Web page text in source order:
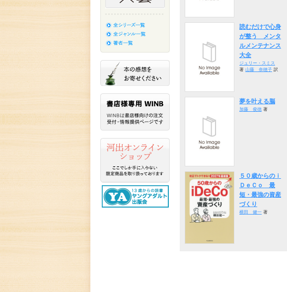
読むだけで心身
が整う メンタ
ルメンテナンス
大全
ジュリー・スミス
著 山藤 奈穂子 訳
夢を叶える脳
加藤 俊徳 著
５０歳からのｉ
ＤｅＣｏ 最
短・最強の資産
づくり
横田 健一 著